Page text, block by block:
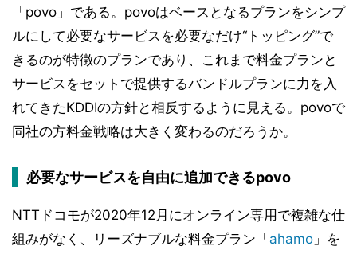
「povo」である。povoはベースとなるプランをシンプ
ルにして必要なサービスを必要なだけ“トッピング”で
きるのが特徴のプランであり、これまで料金プランと
サービスをセットで提供するバンドルプランに力を入
れてきたKDDIの方針と相反するように見える。povoで
同社の方料金戦略は大きく変わるのだろうか。
必要なサービスを自由に追加できるpovo
NTTドコモが2020年12月にオンライン専用で複雑な仕
組みがなく、リーズナブルな料金プラン「 ahamo 」を